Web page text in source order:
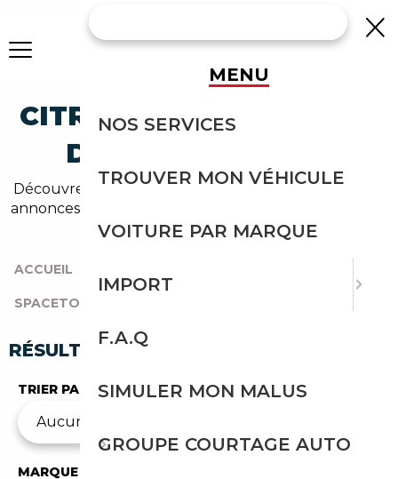
CITROEN SPACETOURER
DIESEL OCCASION
Découvrez un large choix de citroen diesel dans nos
annonces de spacetourer. Un import sans effort avec
Courtage Auto.
ACCUEIL
SPACETOURER
RÉSULTATS DE VOTRE RECHERCHE
TRIER PAR
MARQUE
MENU
NOS SERVICES
TROUVER MON VÉHICULE
VOITURE PAR MARQUE
IMPORT
F.A.Q
SIMULER MON MALUS
GROUPE COURTAGE AUTO